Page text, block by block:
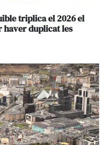
triplica el 2026 el
haver duplicat les